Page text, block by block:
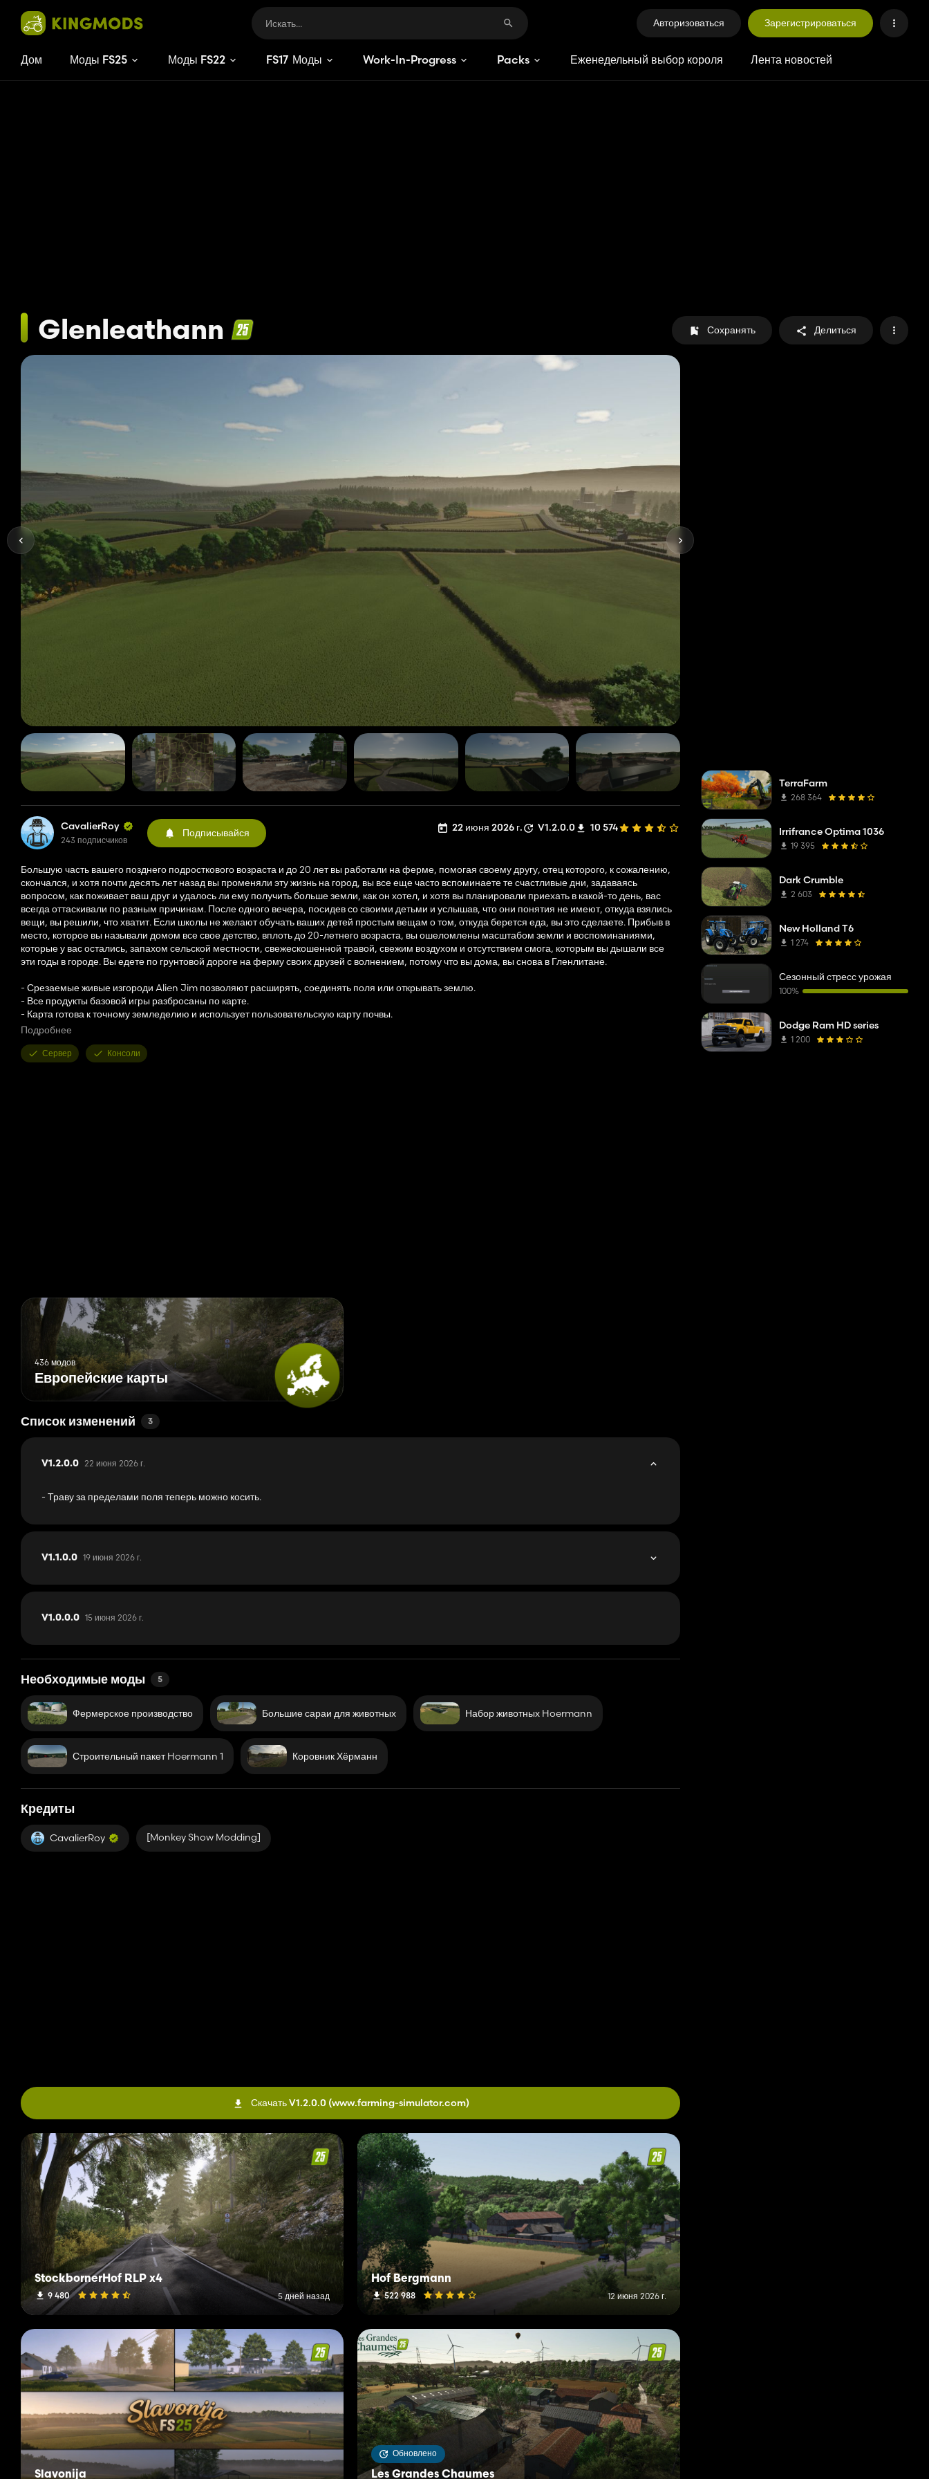
Авторизоваться Зарегистрироваться
Дом Моды FS25 Моды FS22 FS17 Моды Work-In-Progress Packs Еженедельный выбор короля Лента новостей
Glenleathann Сохранять Делиться
CavalierRoy
243 подписчиков
Подписывайся 22 июня 2026 г. V1.2.0.0 10 574
Большую часть вашего позднего подросткового возраста и до 20 лет вы работали на ферме, помогая своему другу, отец которого, к сожалению,
скончался, и хотя почти десять лет назад вы променяли эту жизнь на город, вы все еще часто вспоминаете те счастливые дни, задаваясь
вопросом, как поживает ваш друг и удалось ли ему получить больше земли, как он хотел, и хотя вы планировали приехать в какой-то день, вас
всегда оттаскивали по разным причинам. После одного вечера, посидев со своими детьми и услышав, что они понятия не имеют, откуда взялись
вещи, вы решили, что хватит. Если школы не желают обучать ваших детей простым вещам о том, откуда берется еда, вы это сделаете. Прибыв в
место, которое вы называли домом все свое детство, вплоть до 20-летнего возраста, вы ошеломлены масштабом земли и воспоминаниями,
которые у вас остались, запахом сельской местности, свежескошенной травой, свежим воздухом и отсутствием смога, которым вы дышали все
эти годы в городе. Вы едете по грунтовой дороге на ферму своих друзей с волнением, потому что вы дома, вы снова в Гленлитане.
- Срезаемые живые изгороди Alien Jim позволяют расширять, соединять поля или открывать землю.
- Все продукты базовой игры разбросаны по карте.
- Карта готова к точному земледелию и использует пользовательскую карту почвы.
- По карте разбросаны лесные массивы.
- 108 полей всех форм и размеров.
Подробнее
Сервер Консоли
436 модов
Европейские карты
Список изменений 3
V1.2.0.0 22 июня 2026 г.
- Траву за пределами поля теперь можно косить.
V1.1.0.0 19 июня 2026 г.
V1.0.0.0 15 июня 2026 г.
Необходимые моды 5
Фермерское производство Большие сараи для животных Набор животных Hoermann
Строительный пакет Hoermann 1 Коровник Хёрманн
Кредиты
CavalierRoy [Monkey Show Modding]
Скачать V1.2.0.0 (www.farming-simulator.com)
StockbornerHof RLP x4
9 480 5 дней назад
Hof Bergmann
522 988 12 июня 2026 г.
Slavonija
Обновлено
Les Grandes Chaumes
TerraFarm
268 364
Irrifrance Optima 1036
19 395
Dark Crumble
2 603
New Holland T6
1 274
Сезонный стресс урожая
100%
Dodge Ram HD series
1 200